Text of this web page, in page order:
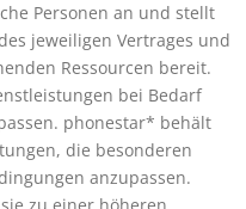
Personen an und stellt
jeweiligen Vertrages und
Ressourcen bereit.
bei Bedarf
phonestar* behält
die besonderen
anzupassen.